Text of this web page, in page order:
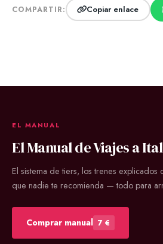
COMPARTIR: Copiar enlace
EL MANUAL
El Manual de Viajes a
El sistema de tiers, los trenes explicados
que nadie te recomienda — todo para
Comprar manual 7 €